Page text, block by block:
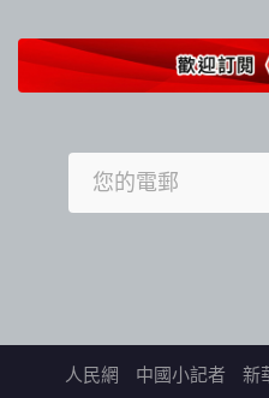
人民網 中國小記者 新